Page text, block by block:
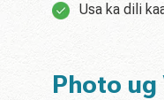
Usa ka dili
Photo ug